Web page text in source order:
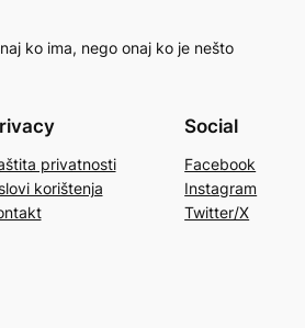
ko ima, nego onaj ko je nešto
privatnosti
korištenja
Social
Facebook
Instagram
Twitter/X